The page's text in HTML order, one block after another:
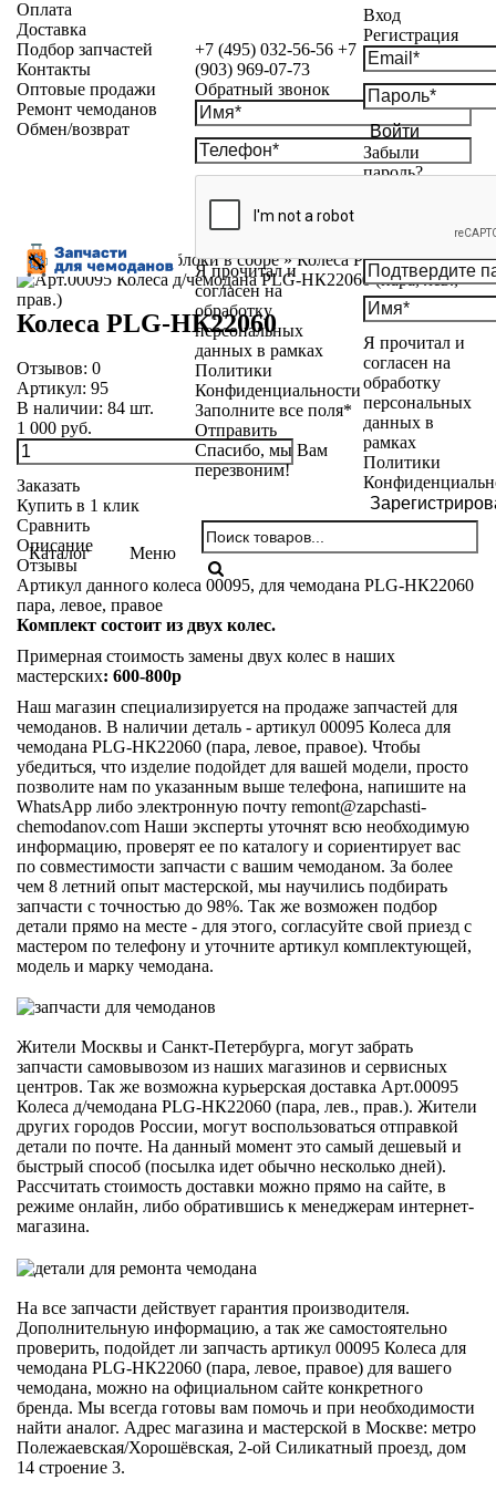
+7 (495) 032-56-56 +7
(903) 969-07-73
Обратный звонок
Я прочитал и
согласен на
обработку
персональных
данных в рамках
Политики
Конфиденциальности
Заполните все поля*
Отправить
Спасибо, мы Вам
перезвоним!
Вход
Регистрация
Войти
Забыли
пароль?
Я прочитал и
согласен на
обработку
персональных
данных в
рамках
Политики
Каталог Меню
Оплата
Доставка
Подбор запчастей
Контакты
Оптовые продажи
Ремонт чемоданов
Обмен/возврат
Каталог»Колесные блоки в сборе»Колеса PLG-НК22060
Колеса PLG-НК22060
Отзывов: 0
Артикул: 95
В наличии: 84 шт.
1 000 руб.
Заказать
Купить в 1 клик
Сравнить
Описание
Отзывы
Артикул данного колеса 00095, для чемодана PLG-НК22060
пара, левое, правое
Комплект состоит из двух колес.
Примерная стоимость замены двух колес в наших
мастерских: 600-800р
Наш магазин специализируется на продаже запчастей для
чемоданов. В наличии деталь - артикул 00095 Колеса для
чемодана PLG-НК22060 (пара, левое, правое). Чтобы
убедиться, что изделие подойдет для вашей модели, просто
позволите нам по указанным выше телефона, напишите на
WhatsApp либо электронную почту remont@zapchasti-
chemodanov.com Наши эксперты уточнят всю необходимую
информацию, проверят ее по каталогу и сориентирует вас
по совместимости запчасти с вашим чемоданом. За более
чем 8 летний опыт мастерской, мы научились подбирать
запчасти с точностью до 98%. Так же возможен подбор
детали прямо на месте - для этого, согласуйте свой приезд с
мастером по телефону и уточните артикул комплектующей,
модель и марку чемодана.
Жители Москвы и Санкт-Петербурга, могут забрать
запчасти самовывозом из наших магазинов и сервисных
центров. Так же возможна курьерская доставка Арт.00095
Колеса д/чемодана PLG-НК22060 (пара, лев., прав.). Жители
других городов России, могут воспользоваться отправкой
детали по почте. На данный момент это самый дешевый и
быстрый способ (посылка идет обычно несколько дней).
Рассчитать стоимость доставки можно прямо на сайте, в
режиме онлайн, либо обратившись к менеджерам интернет-
магазина.
На все запчасти действует гарантия производителя.
Дополнительную информацию, а так же самостоятельно
проверить, подойдет ли запчасть артикул 00095 Колеса для
чемодана PLG-НК22060 (пара, левое, правое) для вашего
чемодана, можно на официальном сайте конкретного
бренда. Мы всегда готовы вам помочь и при необходимости
найти аналог. Адрес магазина и мастерской в Москве: метро
Полежаевская/Хорошёвская, 2-ой Силикатный проезд, дом
14 строение 3.